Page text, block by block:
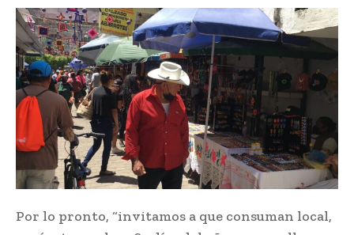
Por lo pronto, “invitamos a que consuman local,